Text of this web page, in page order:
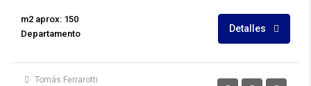
m2 aprox: 150
Departamento
Detalles
Tomás Ferrarotti